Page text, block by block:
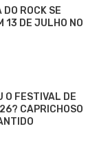
DO ROCK SE
13 DE JULHO NO
O FESTIVAL DE
CAPRICHOSO